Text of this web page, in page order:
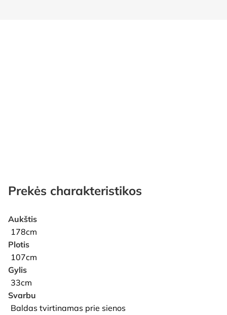
Prekės charakteristikos
Aukštis
178cm
Plotis
107cm
Gylis
33cm
Svarbu
Baldas tvirtinamas prie sienos